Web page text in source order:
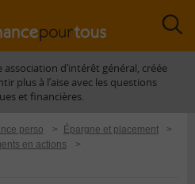
d’intérêt général, créée
plus à l’aise avec les questions
et financières.
perso > Épargne et placement
>
en actions
>